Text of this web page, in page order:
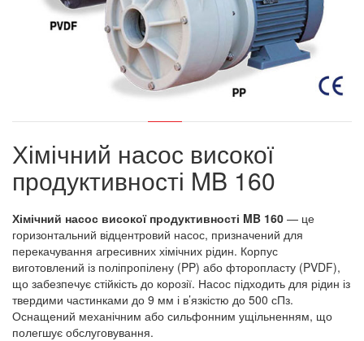
Хімічний насос високої
продуктивності MB 160
Хімічний насос високої продуктивності MB 160 — це
горизонтальний відцентровий насос, призначений для
перекачування агресивних хімічних рідин. Корпус
виготовлений із поліпропілену (PP) або фторопласту (PVDF),
що забезпечує стійкість до корозії. Насос підходить для рідин із
твердими частинками до 9 мм і в’язкістю до 500 сПз.
Оснащений механічним або сильфонним ущільненням, що
полегшує обслуговування.